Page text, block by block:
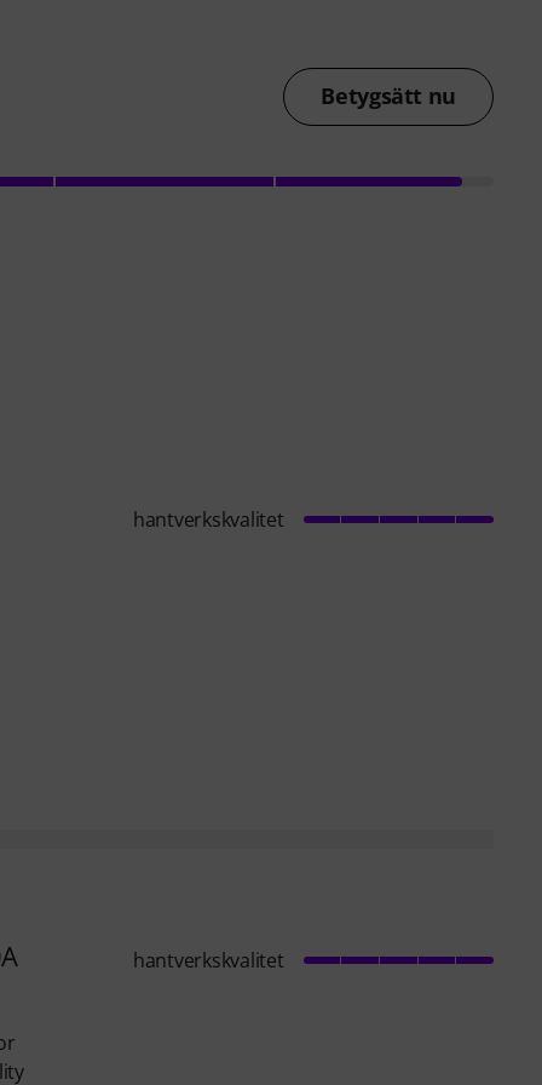
Betygsätt nu
hantverkskvalitet
hantverkskvalitet